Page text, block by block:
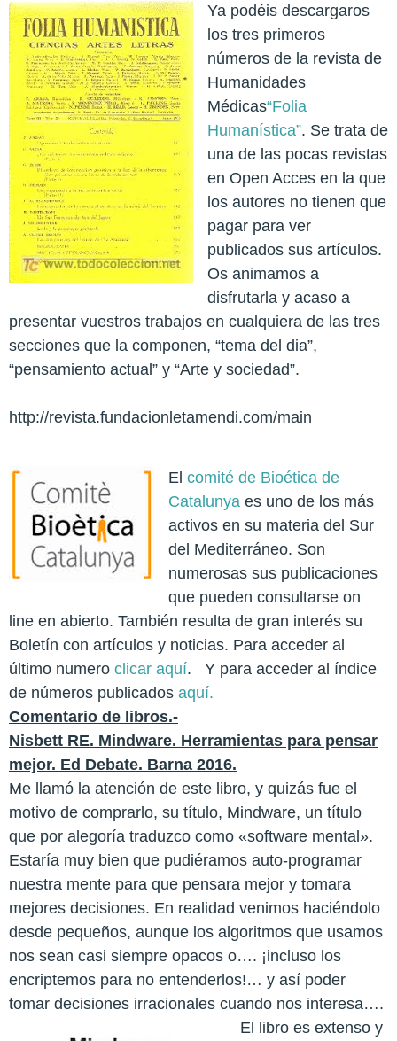
Ya podéis descargaros
los tres primeros
números de la revista de
Humanidades
Médicas“Folia
Humanística”. Se trata de
una de las pocas revistas
en Open Acces en la que
los autores no tienen que
pagar para ver
publicados sus artículos.
Os animamos a
disfrutarla y acaso a
presentar vuestros trabajos en cualquiera de las tres
secciones que la componen, “tema del dia”,
“pensamiento actual” y “Arte y sociedad”.
http://revista.fundacionletamendi.com/main
El comité de Bioética de
Catalunya es uno de los más
activos en su materia del Sur
del Mediterráneo. Son
numerosas sus publicaciones
que pueden consultarse on
line en abierto. También resulta de gran interés su
Boletín con artículos y noticias. Para acceder al
último numero clicar aquí. Y para acceder al índice
de números publicados aquí.
Comentario de libros.-
Nisbett RE. Mindware. Herramientas para pensar
mejor. Ed Debate. Barna 2016.
Me llamó la atención de este libro, y quizás fue el
motivo de comprarlo, su título, Mindware, un título
que por alegoría traduzco como «software mental».
Estaría muy bien que pudiéramos auto-programar
nuestra mente para que pensara mejor y tomara
mejores decisiones. En realidad venimos haciéndolo
desde pequeños, aunque los algoritmos que usamos
nos sean casi siempre opacos o…. ¡incluso los
encriptemos para no entenderlos!… y así poder
tomar decisiones irracionales cuando nos interesa….
El libro es extenso y